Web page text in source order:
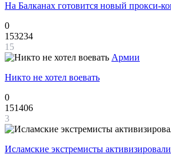
На Балканах готовится новый прокси-
0
153234
15
Армии
Никто не хотел воевать
0
151406
3
Исламские экстремисты